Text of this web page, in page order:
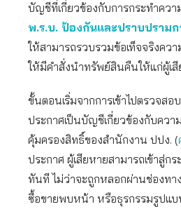
บัญชีที่เกี่ยวข้องกับการกระทำคว
พ.ร.บ. ป้องกันและปราบปรามก
ให้สามารถรวบรวมข้อเท็จจริงควา
ให้มีคำสั่งนำทรัพย์สินคืนให้แก่ผู้เสี
ขั้นตอนเริ่มจากการเข้าไปตรวจส
ประกาศเป็นบัญชีเกี่ยวข้องกับควา
คุ้มครองสิทธิ์ของสำนักงาน ปปง. (
ประกาศ ผู้เสียหายสามารถเข้าสู่ก
ทันที ไม่ว่าจะถูกหลอกผ่านช่องทา
ซื้อขายพบหน้า หรือธุรกรรมรูปแบ